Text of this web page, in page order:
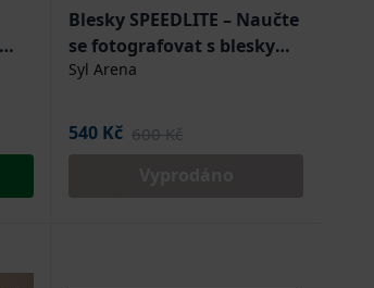
Blesky SPEEDLITE – Naučte
se fotografovat s blesky
Canon Speedlite
Syl Arena
540 Kč 600 Kč